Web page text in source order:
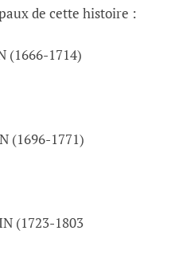
de cette histoire :
(1666-1714)
(1696-1771)
(1723-1803